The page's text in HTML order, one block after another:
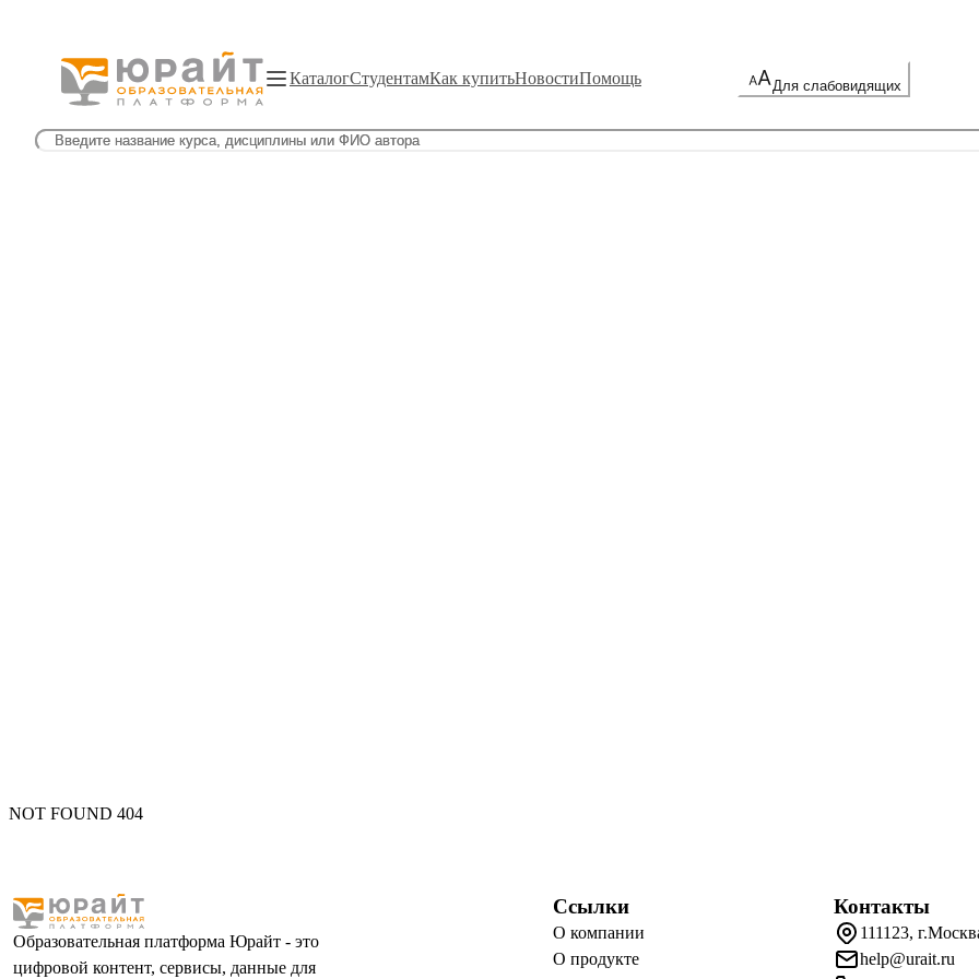
КаталогСтудентамКак купитьНовостиПомощь Для слабовидящих
NOT FOUND 404
Образовательная платформа Юрайт - это
цифровой контент, сервисы, данные для
Ссылки
О компании
О продукте
Контакты
111123,
help@urait.ru